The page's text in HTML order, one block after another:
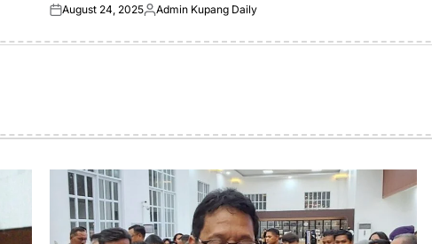
Posted
August 24, 2025Posted
Admin Kupang Daily